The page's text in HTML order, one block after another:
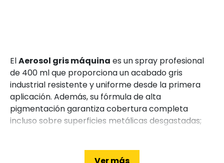
ElAerosol gris máquina es un spray profesional
de 400 ml que proporciona un acabado gris
industrial resistente y uniforme desde la primera
aplicación. Además, su fórmula de alta
pigmentación garantiza cobertura completa
incluso sobre superficies metálicas desgastadas;
al tacto en apenas 10–15 minutos, podrás aplicar